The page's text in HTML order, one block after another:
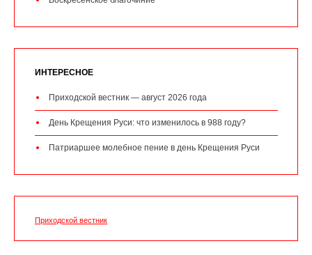
ИНТЕРЕСНОЕ
Приходской вестник — август 2026 года
День Крещения Руси: что изменилось в 988 году?
Патриаршее молебное пение в день Крещения Руси
Приходской вестник